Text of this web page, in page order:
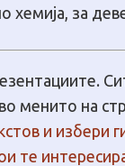
хемија, за
менито на
и избери
те